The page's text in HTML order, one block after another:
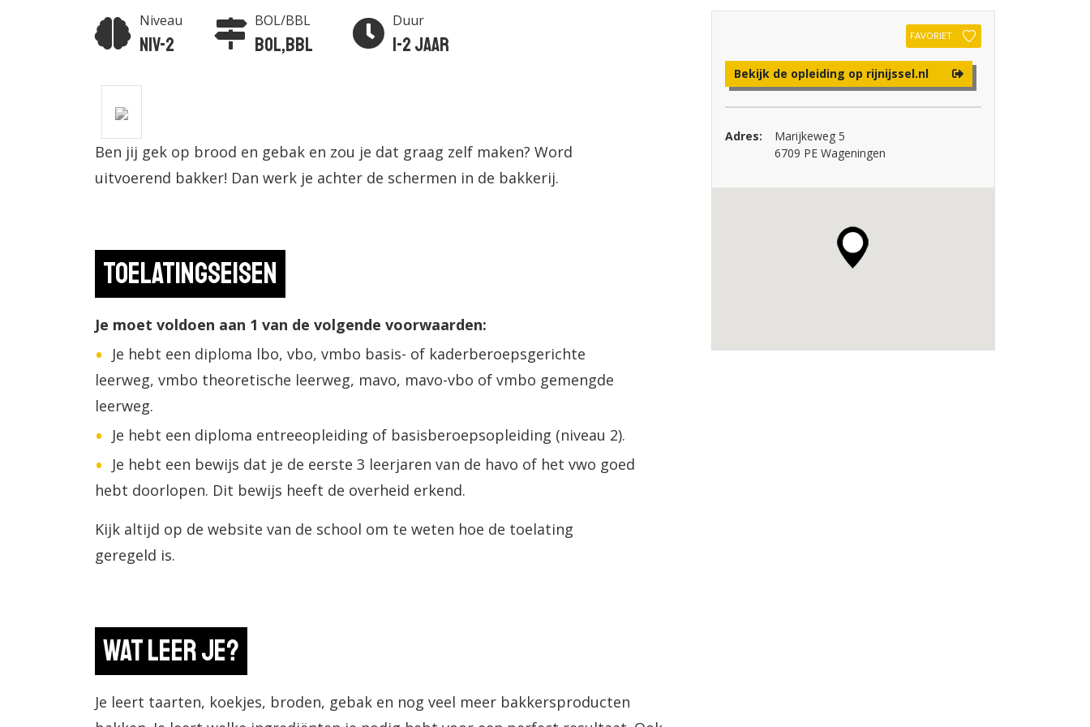
Niveau
Niv-2
BOL/BBL
BOL,BBL
Duur
1-2 jaar
Ben jij gek op brood en gebak en zou je dat graag zelf maken? Word
uitvoerend bakker! Dan werk je achter de schermen in de bakkerij.
Toelatingseisen
Je moet voldoen aan 1 van de volgende voorwaarden:
Je hebt een diploma lbo, vbo, vmbo basis- of kaderberoepsgerichte
leerweg, vmbo theoretische leerweg, mavo, mavo-vbo of vmbo gemengde
leerweg.
Je hebt een diploma entreeopleiding of basisberoepsopleiding (niveau 2).
Je hebt een bewijs dat je de eerste 3 leerjaren van de havo of het vwo goed
hebt doorlopen. Dit bewijs heeft de overheid erkend.
Kijk altijd op de website van de school om te weten hoe de toelating
geregeld is.
Wat leer je?
Je leert taarten, koekjes, broden, gebak en nog veel meer bakkersproducten
FAVORIET
Bekijk de opleiding op rijnijssel.nl
Adres:
Marijkeweg 5
6709 PE Wageningen